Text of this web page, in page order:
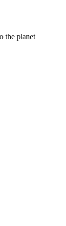
the planet